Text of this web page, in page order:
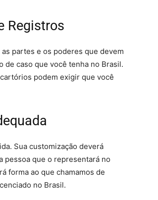
Registros
partes e os poderes que devem
de caso que você tenha no Brasil.
podem exigir que você
Sua customização deverá
pessoa que o representará no
forma ao que chamamos de
no Brasil.